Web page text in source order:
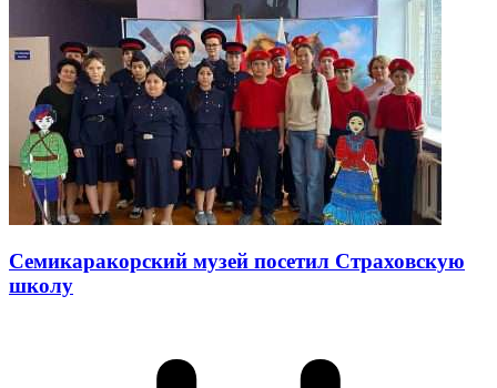
Семикаракорский музей посетил Страховскую
школу